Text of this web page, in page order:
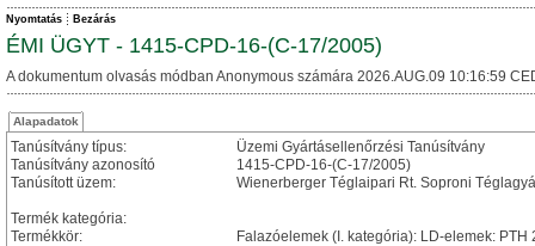
Nyomtatás Bezárás
ÉMI ÜGYT - 1415-CPD-16-(C-17/2005)
A dokumentum olvasás módban Anonymous számára 2026.AUG.09 10:16:59
Alapadatok
Tanúsítvány típus:
Üzemi Gyártásellenőrzési Tanúsítvány
Tanúsítvány azonosító
1415-CPD-16-(C-17/2005)
Tanúsított üzem:
Wienerberger Téglaipari Rt. Soproni
Termék kategória:
Termékkör:
Falazóelemek (I. kategória): LD-elemek: PTH